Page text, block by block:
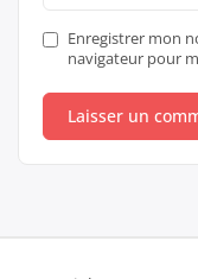
Enregistrer mon
navigateur pour